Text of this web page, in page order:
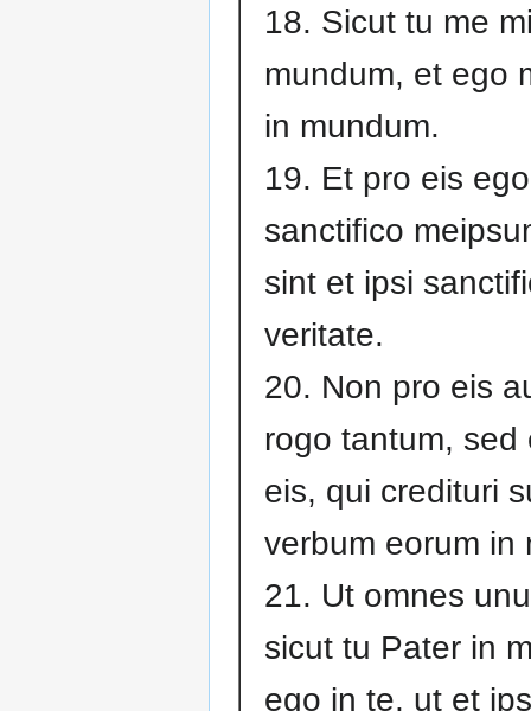
18. Sicut tu me
mundum, et ego
in mundum.
19. Et pro eis ego
sanctifico
sint et ipsi
veritate.
20. Non pro eis
rogo tantum, sed
eis, qui credituri
verbum eorum in
21. Ut omnes
sicut tu Pater in
ego in te, ut et